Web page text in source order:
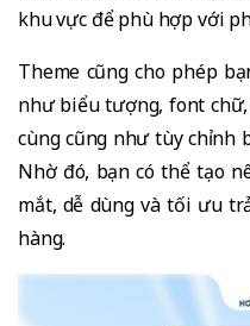
khu vực để phù hợp với
Theme cũng cho phép
như biểu tượng, font
cùng cũng như tùy chỉnh
Nhờ đó, bạn có thể tạo
mắt, dễ dùng và tối ưu
hàng.